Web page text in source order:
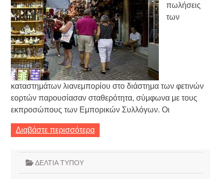
πωλήσεις
των
καταστημάτων λιανεμπορίου στο διάστημα των φετινών
εορτών παρουσίασαν σταθερότητα, σύμφωνα με τους
εκπροσώπους των Εμπορικών Συλλόγων. Οι
Διαβάστε περισσότερα
ΔΕΛΤΙΑ ΤΥΠΟΥ